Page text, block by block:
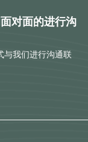
对面的进行沟
与我们进行沟通联